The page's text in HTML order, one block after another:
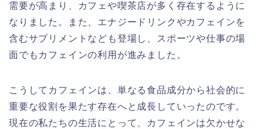
需要が高まり、カフェや喫茶店が多く存在するように
なりました。また、エナジードリンクやカフェインを
含むサプリメントなども登場し、スポーツや仕事の場
面でもカフェインの利用が進みました。
こうしてカフェインは、単なる食品成分から社会的に
重要な役割を果たす存在へと成長していったのです。
現在の私たちの生活にとって、カフェインは欠かせな